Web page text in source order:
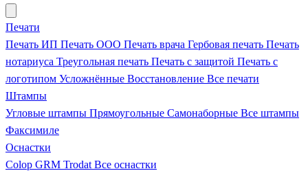
Печати
Печать ИП Печать ООО Печать врача Гербовая печать Печать
нотариуса Треугольная печать Печать с защитой Печать с
логотипом Усложнённые Восстановление Все печати
Штампы
Угловые штампы Прямоугольные Самонаборные Все штампы
Факсимиле
Оснастки
Colop GRM Trodat Все оснастки